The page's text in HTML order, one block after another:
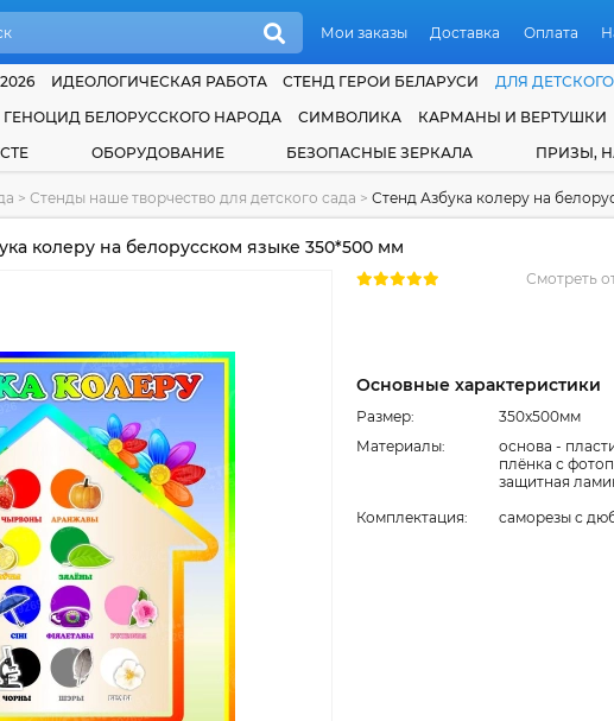
Мои заказы Доставка Оплата
ИДЕОЛОГИЧЕСКАЯ РАБОТА СТЕНД ГЕРОИ БЕЛАРУСИ ДЛЯ
ГЕНОЦИД БЕЛОРУССКОГО НАРОДА СИМВОЛИКА КАРМАНЫ И ВЕРТУШКИ
ОБОРУДОВАНИЕ БЕЗОПАСНЫЕ ЗЕРКАЛА ПРИЗЫ,
> Стенды наше творчество для детского сада > Стенд Азбука колеру на
колеру на белорусском языке 350*500 мм
Смотреть
Основные характеристики
Размер:
350x500мм
Материалы:
основа -
плёнка с
защитная
Комплектация:
cаморезы с